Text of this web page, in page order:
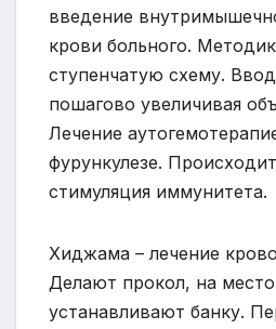
введение
крови больного.
ступенчатую схему.
пошагово увеличивая
Лечение
фурункулезе.
стимуляция иммунитета.
Хиджама – лечение
Делают прокол, на
устанавливают банку.